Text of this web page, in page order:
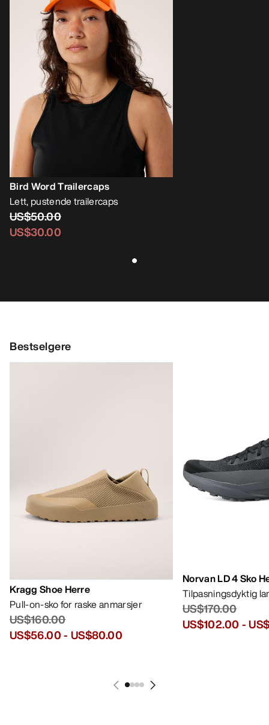
Bird Word Trailercaps
Lett, pustende trailercaps
US$50.00
US$30.00
Bestselgere
Kragg Shoe Herre
Pull-on-sko for raske anmarsjer
US$160.00
US$56.00- US$80.00
Norvan LD 4 Sko
Tilpasningsdyktig
US$170.00
US$102.00 -